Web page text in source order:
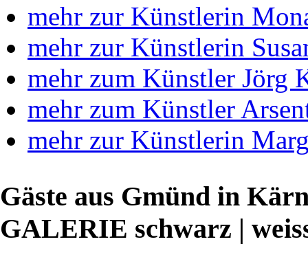
mehr zur Künstlerin
mehr zur Künstlerin
mehr zum Künstler Jörg
mehr zum Künstler
mehr zur Künstlerin
Gäste aus Gmünd in
GALERIE schwarz |